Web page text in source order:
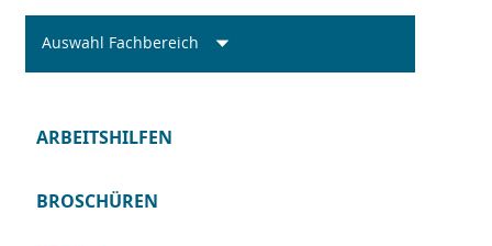
Auswahl Fachbereich
ARBEITSHILFEN
BROSCHÜREN